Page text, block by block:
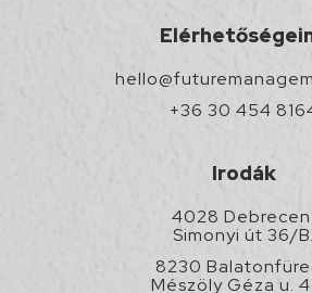
+36 30 454
Irodák
4028
Simonyi út 36/B.
8230
Mészöly Géza u.